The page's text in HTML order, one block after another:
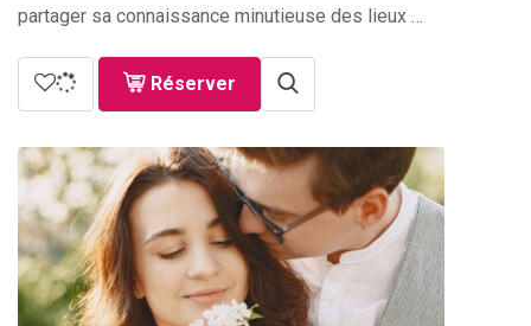
partager sa connaissance minutieuse des lieux …
Réserver